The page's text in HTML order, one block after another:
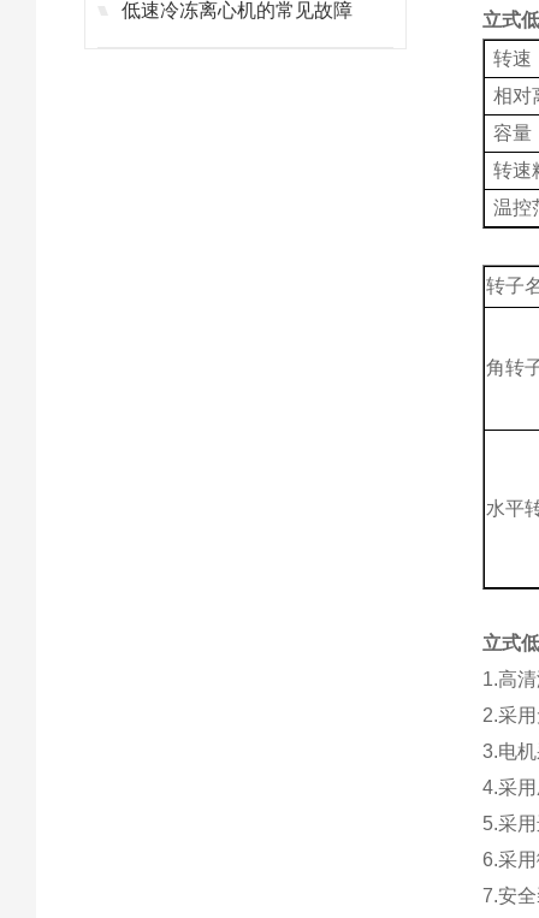
低速冷冻离心机的常见故障
立式
转速
相对
容量
转速
温控
转子
角转
水平
立式
1.高
2.采
3.电
4.采
5.采
6.采
7.安